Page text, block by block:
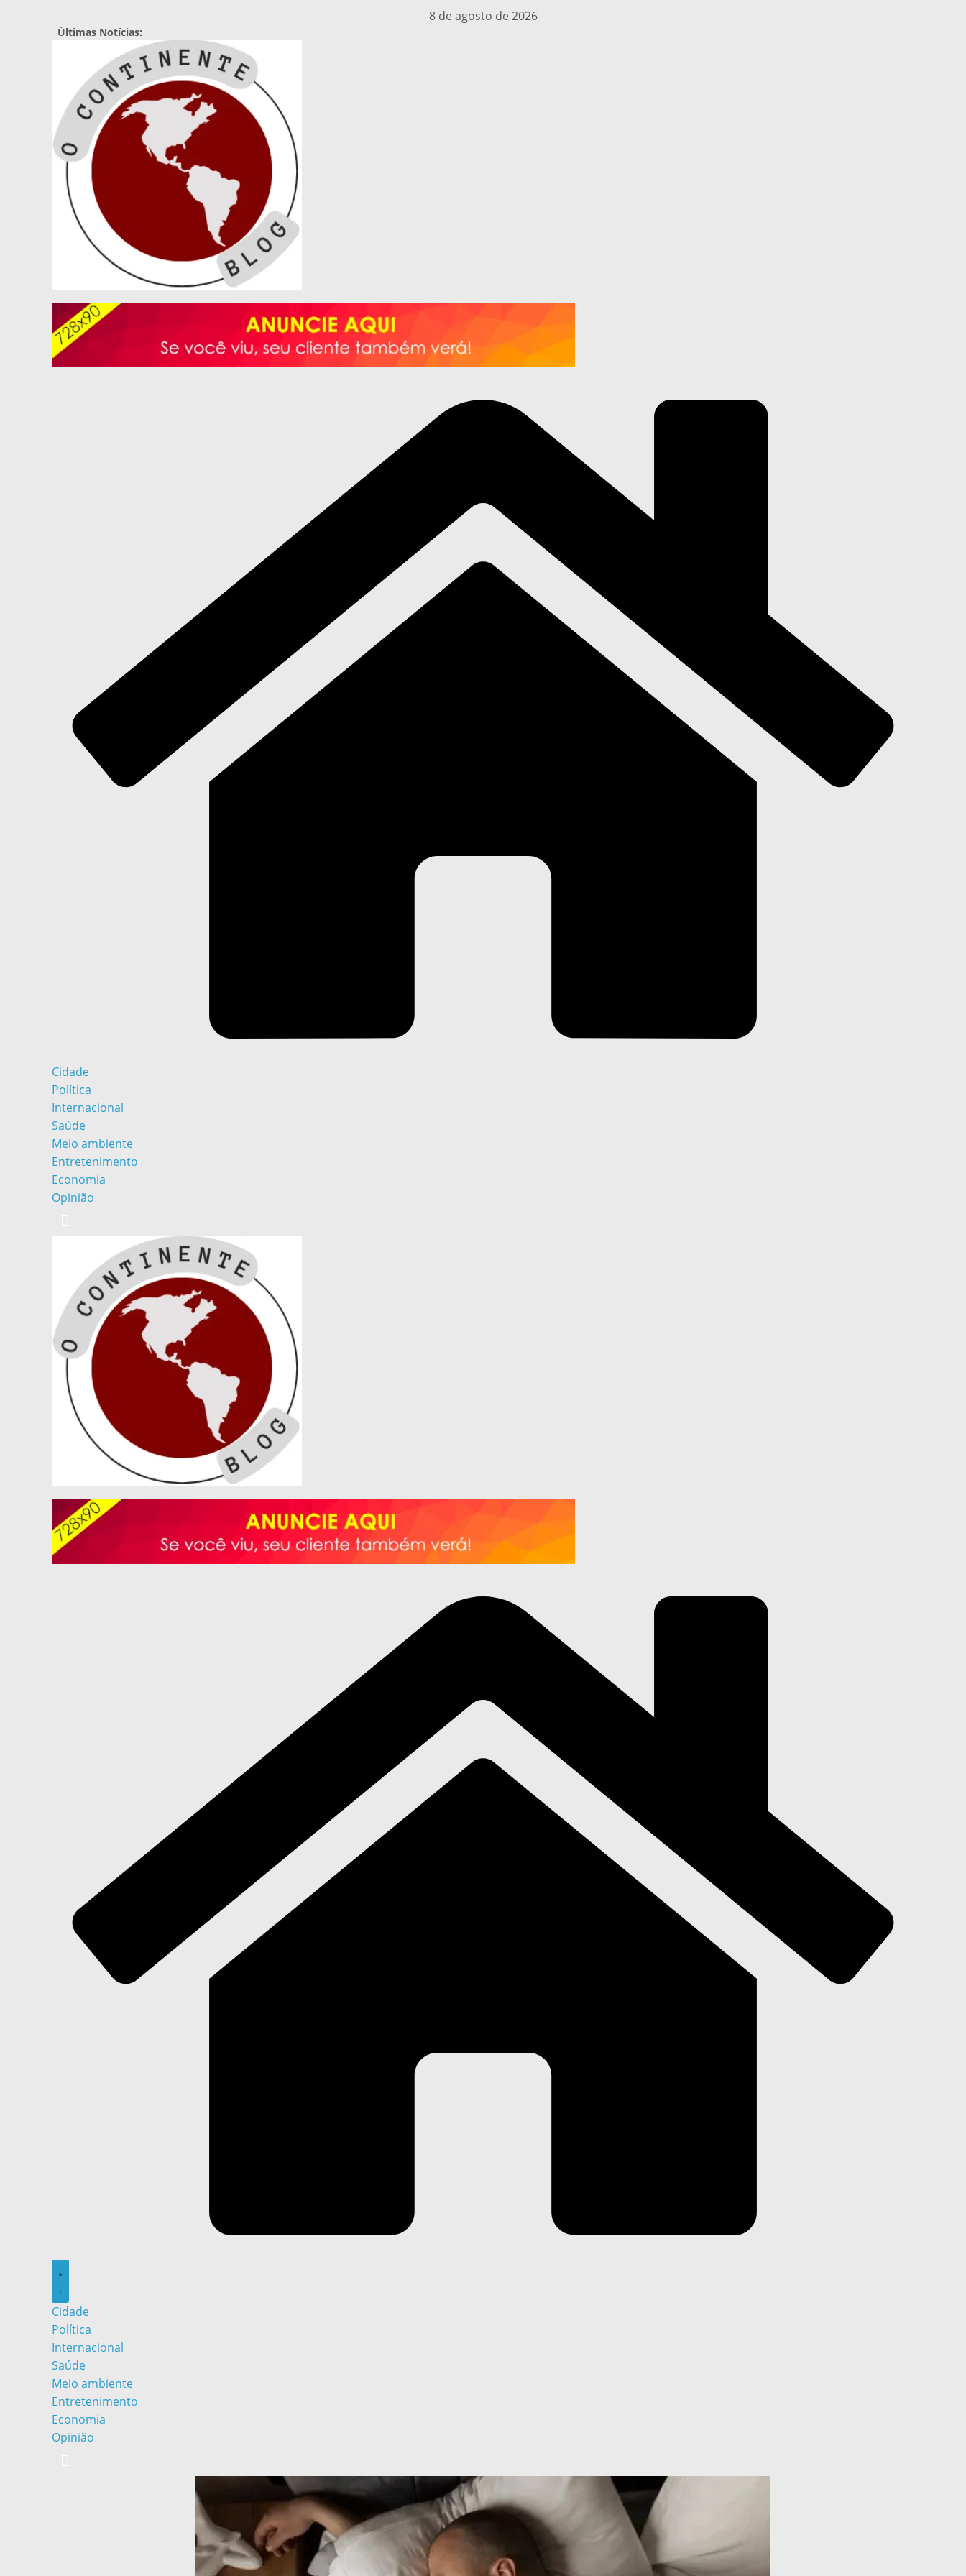
para
conteúdo
8 de agosto de 2026
Últimas Notícias:
Cidade
Política
Internacional
Saúde
Meio ambiente
Entretenimento
Economia
Opinião
Cidade
Política
Internacional
Saúde
Meio ambiente
Entretenimento
Economia
Opinião